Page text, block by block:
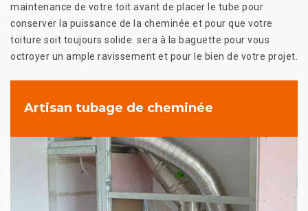
maintenance de votre toit avant de placer le tube pour
conserver la puissance de la cheminée et pour que votre
toiture soit toujours solide. sera à la baguette pour vous
octroyer un ample ravissement et pour le bien de votre projet.
Artisan tubage de cheminée